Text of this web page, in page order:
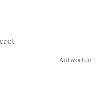
Antworten